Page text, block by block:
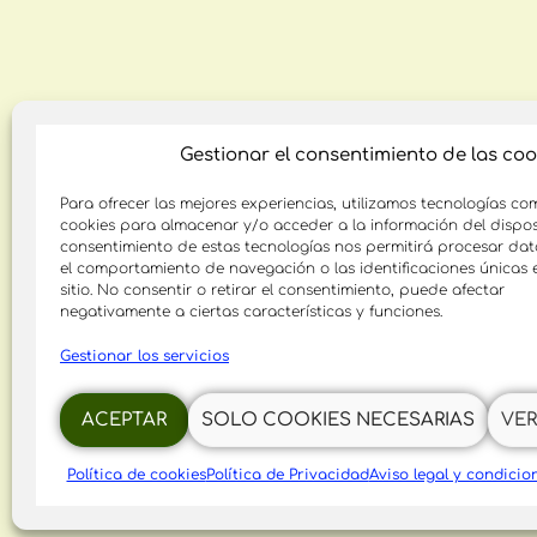
Gestionar el consentimiento de las
Para ofrecer las mejores experiencias, utilizamos tecnologías
cookies para almacenar y/o acceder a la información del
consentimiento de estas tecnologías nos permitirá procesar
el comportamiento de navegación o las identificaciones únicas
sitio. No consentir o retirar el consentimiento, puede afectar
negativamente a ciertas características y funciones.
Gestionar los servicios
ACEPTAR SOLO COOKIES NECESARIAS
Política de cookiesPolítica de PrivacidadAviso legal y